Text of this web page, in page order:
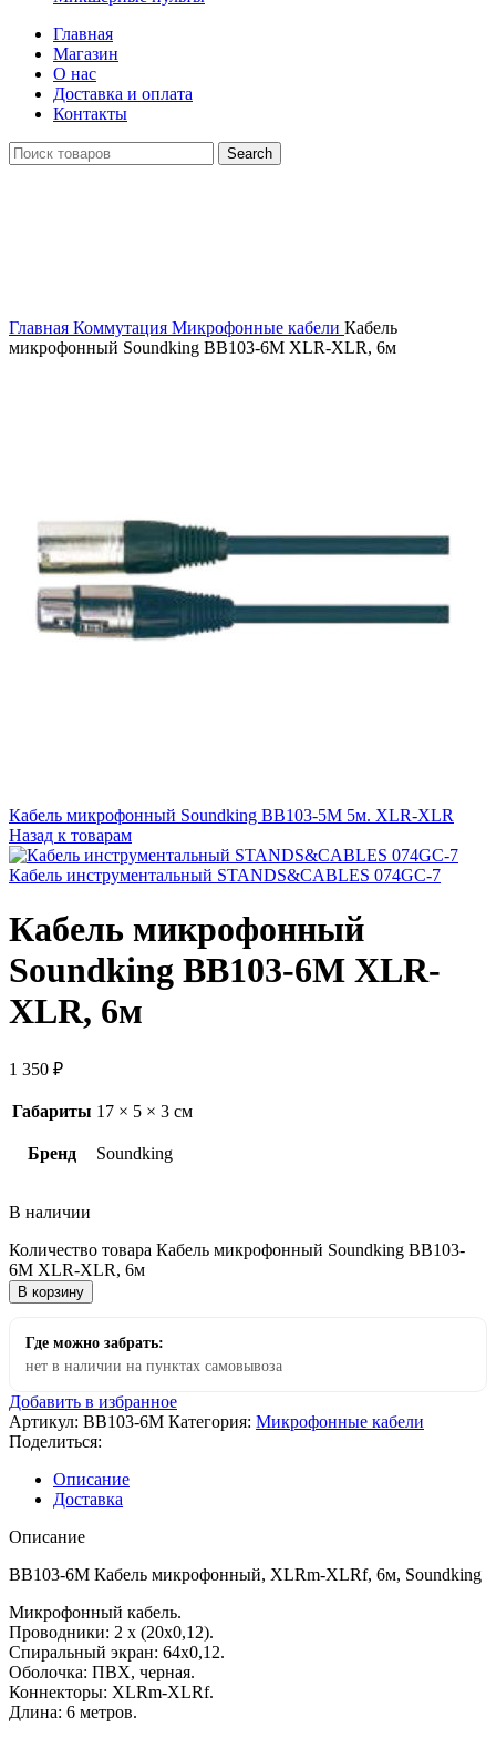
Главная
Магазин
О нас
Доставка и оплата
Контакты
Search
Главная Коммутация Микрофонные кабели Кабель
микрофонный Soundking BB103-6M XLR-XLR, 6м
Кабель микрофонный Soundking BB103-5M 5м. XLR-XLR
Назад к товарам
Кабель инструментальный STANDS&CABLES 074GC-7
Кабель микрофонный
Soundking BB103-6M XLR-
XLR, 6м
1 350 ₽
Габариты 17 × 5 × 3 см
Бренд Soundking
В наличии
Количество товара Кабель микрофонный Soundking BB103-
6M XLR-XLR, 6м
В корзину
Где можно забрать:
нет в наличии на пунктах самовывоза
Добавить в избранное
Артикул: BB103-6M Категория: Микрофонные кабели
Поделиться:
Описание
Доставка
Описание
BB103-6M Кабель микрофонный, XLRm-XLRf, 6м, Soundking
Микрофонный кабель.
Проводники: 2 х (20х0,12).
Спиральный экран: 64х0,12.
Оболочка: ПВХ, черная.
Коннекторы: XLRm-XLRf.
Длина: 6 метров.